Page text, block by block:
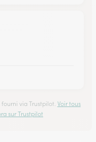
via Trustpilot. Voir tous
sur Trustpilot